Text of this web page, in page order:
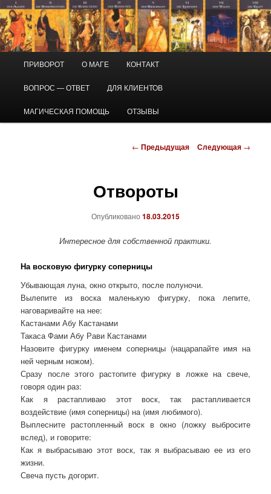
Перейти
к
основному
содержимому
Приворот и магическая помощь
Маг Виктор
ПРИВОРОТ О МАГЕ КОНТАКТ
ВОПРОС — ОТВЕТ ДЛЯ КЛИЕНТОВ
МАГИЧЕСКАЯ ПОМОЩЬ ОТЗЫВЫ
Навигация
← Предыдущая Следующая →
Отвороты
Опубликовано 18.03.2015
Интересное для собственной практики.
На восковую фигурку соперницы
Убывающая луна, окно открыто, после полуночи.
Вылепите из воска маленькую фигурку, пока лепите,
наговаривайте на нее:
Кастанами Абу Кастанами
Такаса Фами Абу Рави Кастанами
Назовите фигурку именем соперницы (нацарапайте имя на
ней черным ножом).
Сразу после этого растопите фигурку в ложке на свече,
говоря один раз:
Как я растапливаю этот воск, так растапливается
воздействие (имя соперницы) на (имя любимого).
Выплесните растопленный воск в окно (ложку выбросите
вслед), и говорите:
Как я выбрасываю этот воск, так я выбрасываю ее из его
жизни.
Свеча пусть догорит.